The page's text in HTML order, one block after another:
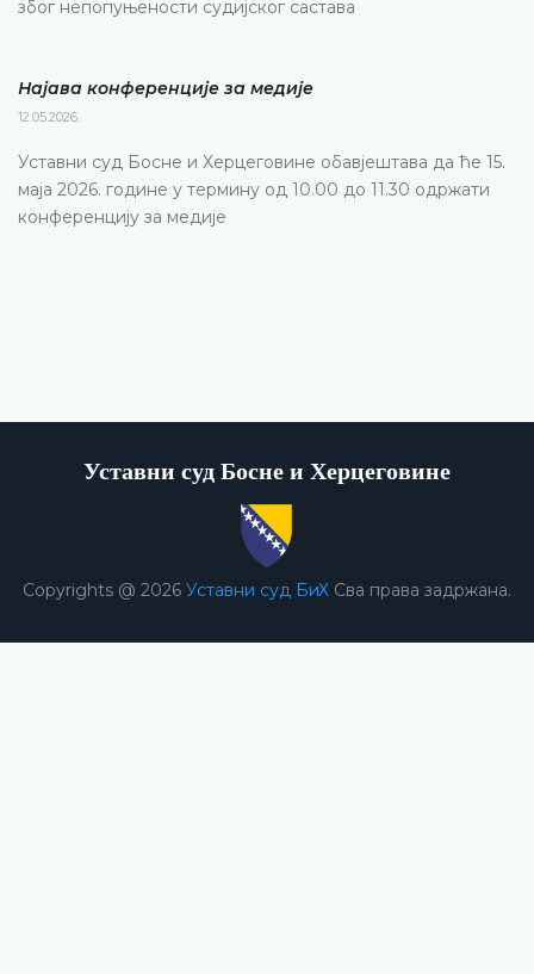
због непопуњености судијског састава
Најава конференције за медије
12.05.2026.
Уставни суд Босне и Херцеговине обавјештава да ће 15.
маја 2026. године у термину од 10.00 до 11.30 одржати
конференцију за медије
Уставни суд Босне и Херцеговине
Copyrights @ 2026 Уставни суд БиХ Сва права задржана.